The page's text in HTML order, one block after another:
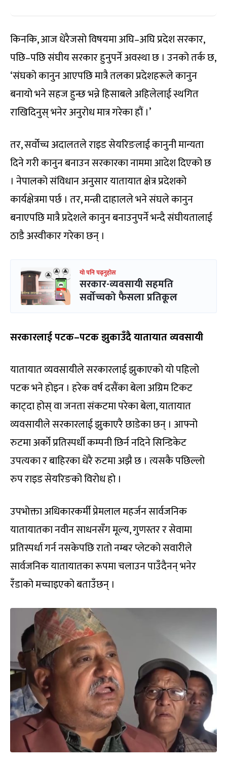
किनकि, आज धेरैजसो विषयमा अघि–अघि प्रदेश सरकार,
पछि–पछि संघीय सरकार हुनुपर्ने अवस्था छ । उनको तर्क छ,
‘संघको कानुन आएपछि मात्रै तलका प्रदेशहरूले कानुन
बनायो भने सहज हुन्छ भन्ने हिसाबले अहिलेलाई स्थगित
राखिदिनुस् भनेर अनुरोध मात्र गरेका हौं ।’
तर, सर्वोच्च अदालतले राइड सेयरिङलाई कानुनी मान्यता
दिने गरी कानुन बनाउन सरकारका नाममा आदेश दिएको छ
। नेपालको संविधान अनुसार यातायात क्षेत्र प्रदेशको
कार्यक्षेत्रमा पर्छ । तर, मन्त्री दाहालले भने संघले कानुन
बनाएपछि मात्रै प्रदेशले कानुन बनाउनुपर्ने भन्दै संघीयतालाई
ठाडै अस्वीकार गरेका छन् ।
यो पनि पढ्नुहोस
सरकार-व्यवसायी सहमति
सर्वोच्चको फैसला प्रतिकूल
सरकारलाई पटक–पटक झुकाउँदै यातायात व्यवसायी
यातायात व्यवसायीले सरकारलाई झुकाएको यो पहिलो
पटक भने होइन । हरेक वर्ष दसैंका बेला अग्रिम टिकट
काट्दा होस् वा जनता संकटमा परेका बेला, यातायात
व्यवसायीले सरकारलाई झुकाएरै छाडेका छन् । आफ्नो
रुटमा अर्को प्रतिस्पर्धी कम्पनी छिर्न नदिने सिन्डिकेट
उपत्यका र बाहिरका धेरै रुटमा अझै छ । त्यसकै पछिल्लो
रुप राइड सेयरिङको विरोध हो ।
उपभोक्ता अधिकारकर्मी प्रेमलाल महर्जन सार्वजनिक
यातायातका नवीन साधनसँग मूल्य, गुणस्तर र सेवामा
प्रतिस्पर्धा गर्न नसकेपछि रातो नम्बर प्लेटको सवारीले
सार्वजनिक यातायातका रूपमा चलाउन पाउँदैनन् भनेर
रँडाको मच्चाइएको बताउँछन् ।